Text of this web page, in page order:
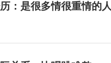
：是很多情很重情的人